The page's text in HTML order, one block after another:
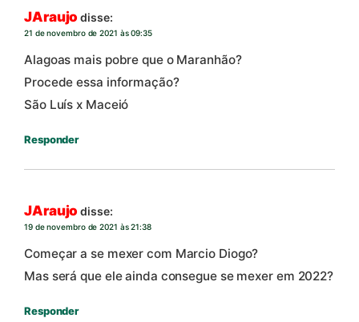
JAraujo disse:
21 de novembro de 2021 às 09:35
Alagoas mais pobre que o Maranhão?
Procede essa informação?
São Luís x Maceió
Responder
JAraujo disse:
19 de novembro de 2021 às 21:38
Começar a se mexer com Marcio Diogo?
Mas será que ele ainda consegue se mexer em 2022?
Responder